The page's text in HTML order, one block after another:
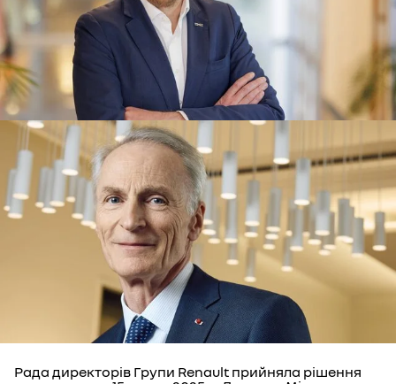
Рада директорів Групи Renault прийняла рішення